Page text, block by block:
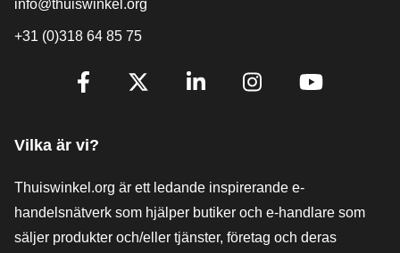
info@thuiswinkel.org
+31 (0)318 64 85 75
[_General:SocialMediaTitle]
Vilka är vi?
Thuiswinkel.org är ett ledande inspirerande e-
handelsnätverk som hjälper butiker och e-handlare som
säljer produkter och/eller tjänster, företag och deras